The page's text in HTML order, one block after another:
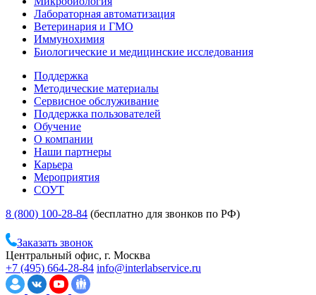
Лабораторная автоматизация
Ветеринария и ГМО
Иммунохимия
Биологические и медицинские исследования
Поддержка
Методические материалы
Сервисное обслуживание
Поддержка пользователей
Обучение
О компании
Наши партнеры
Карьера
Мероприятия
СОУТ
8 (800) 100-28-84 (бесплатно для звонков по РФ)
Заказать звонок
Центральный офис, г. Москва
+7 (495) 664-28-84 info@interlabservice.ru